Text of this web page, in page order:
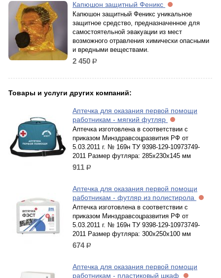
Капюшон защитный Феникс
Капюшон защитный Феникс уникальное
защитное средство, предназначенное для
самостоятельной эвакуации из мест
возможного отравления химически опасными
и вредными веществами.
2 450 р.
Товары и услуги других компаний:
Аптечка для оказания первой помощи
работникам - мягкий футляр
Аптечка изготовлена в соответствии с
приказом Минздравсоцразвития РФ от
5.03.2011 г. № 169н ТУ 9398-129-10973749-
2011 Размер футляра: 285х230х145 мм
911 р.
Аптечка для оказания первой помощи
работникам - футляр из полистирола
Аптечка изготовлена в соответствии с
приказом Минздравсоцразвития РФ от
5.03.2011 г. № 169н ТУ 9398-129-10973749-
2011 Размер футляра: 300x250x100 мм
674р.
Аптечка для оказания первой помощи
работникам - пластиковый шкаф